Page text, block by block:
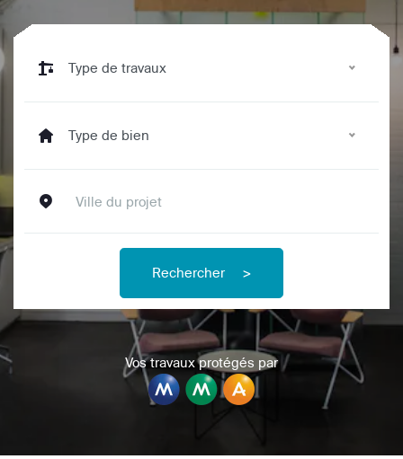
Type de travaux
Type de bien
Rechercher >
Vos travaux protégés par